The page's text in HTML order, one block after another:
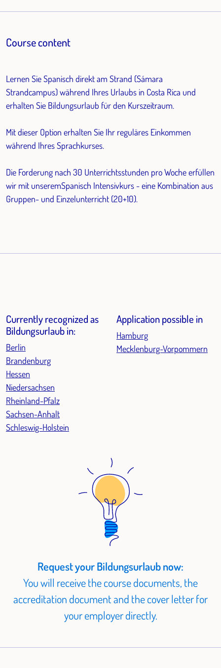
Course content
Lernen Sie Spanisch direkt am Strand (Sámara
Strandcampus) während Ihres Urlaubs in Costa Rica und
erhalten Sie Bildungsurlaub für den Kurszeitraum.
Mit dieser Option erhalten Sie Ihr reguläres Einkommen
während Ihres Sprachkurses.
Die Forderung nach 30 Unterrichtsstunden pro Woche erfüllen
wir mit unseremSpanisch Intensivkurs - eine Kombination aus
Gruppen- und Einzelunterricht (20+10).
Currently recognized as
Bildungsurlaub in:
Berlin
Brandenburg
Hessen
Niedersachsen
Rheinland-Pfalz
Sachsen-Anhalt
Schleswig-Holstein
Application possible in
Hamburg
Mecklenburg-Vorpommern
Request your Bildungsurlaub now:
You will receive the course documents, the
accreditation document and the cover letter for
your employer directly.